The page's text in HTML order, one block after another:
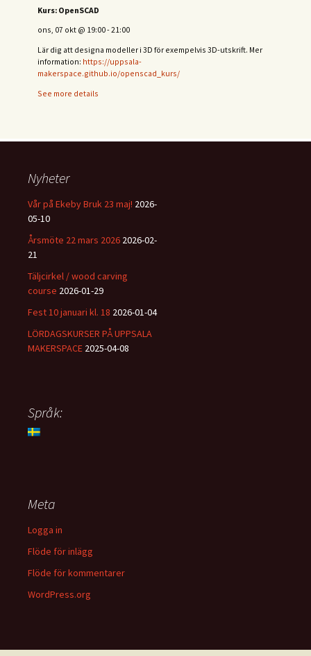
Kurs: OpenSCAD
ons, 07 okt @ 19:00-21:00
Lär dig att designa modeller i 3D för exempelvis 3D-utskrift. Mer
information: https://uppsala-
makerspace.github.io/openscad_kurs/
See more details
Nyheter
Vår på Ekeby Bruk 23 maj! 2026-
05-10
Årsmöte 22 mars 2026 2026-02-
21
Täljcirkel / wood carving
course 2026-01-29
Fest 10 januari kl. 18 2026-01-04
LÖRDAGSKURSER PÅ UPPSALA
MAKERSPACE 2025-04-08
Språk:
Meta
Logga in
Flöde för inlägg
Flöde för kommentarer
WordPress.org